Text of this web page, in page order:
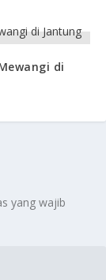
di
yang wajib